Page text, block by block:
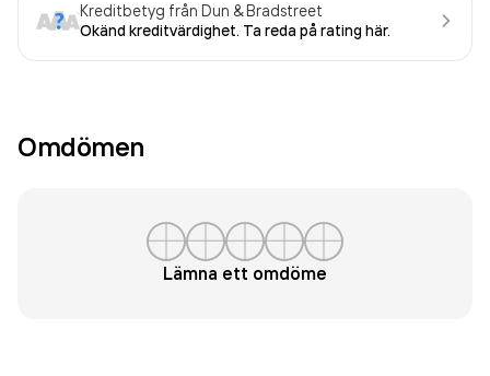
Kreditbetyg från Dun & Bradstreet
Okänd kreditvärdighet. Ta reda på rating här.
Omdömen
Lämna ett omdöme